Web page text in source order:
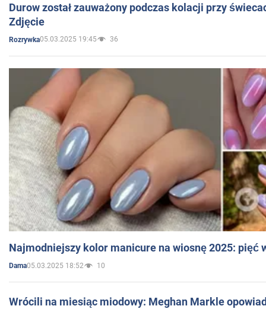
Durow został zauważony podczas kolacji przy
Zdjęcie
Rozrywka05.03.2025 19:45 36
Najmodniejszy kolor manicure na wiosnę 2025: pięć
Dama05.03.2025 18:52 10
Wrócili na miesiąc miodowy: Meghan Markle